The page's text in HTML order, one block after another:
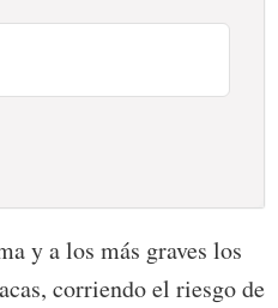
y a los más graves los
corriendo el riesgo de